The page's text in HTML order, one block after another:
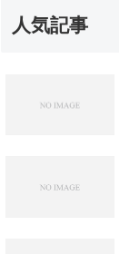
人気記事